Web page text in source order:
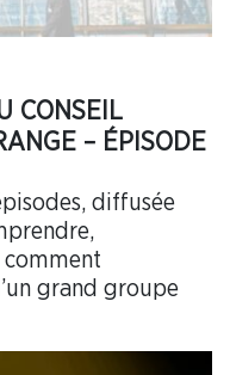
CONSEIL
– ÉPISODE
diffusée
comment
grand groupe